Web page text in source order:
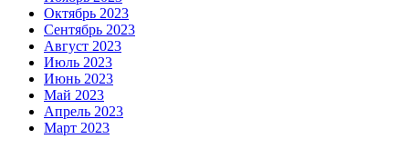
Октябрь 2023
Сентябрь 2023
Август 2023
Июль 2023
Июнь 2023
Май 2023
Апрель 2023
Март 2023